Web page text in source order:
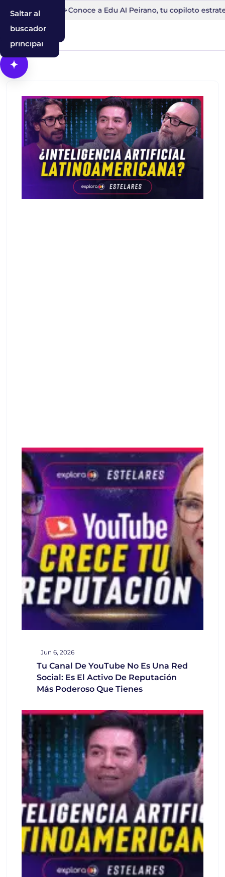
Saltar al
contenido
principal
Saltar a la
navegación
Saltar al
buscador
30 minutos Conoce a Edu AI Peirano, tu copiloto
Abrir Cosmos, el asistente con IA
Jun 6, 2026
Tu Canal De YouTube No Es Una Red
Social: Es El Activo De Reputación
Más Poderoso Que Tienes